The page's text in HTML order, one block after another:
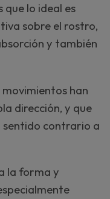
que lo ideal es
sobre el rostro,
y también
han
dirección, y que
sentido contrario a
la forma y